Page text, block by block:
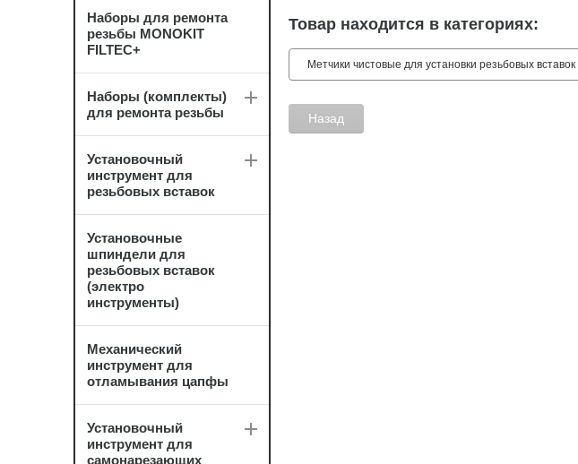
Товар находится в категориях:
Метчики чистовые для установки резьбовых вставок
Назад
Наборы для ремонта
резьбы MONOKIT
FILTEC+
Наборы (комплекты)
для ремонта резьбы
Установочный
инструмент для
резьбовых вставок
Установочные
шпиндели для
резьбовых вставок
(электро
инструменты)
Механический
инструмент для
отламывания цапфы
Установочный
инструмент для
самонарезающих